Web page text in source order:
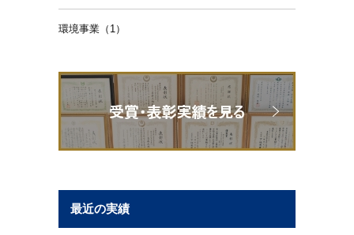
環境事業（1）
最近の実績